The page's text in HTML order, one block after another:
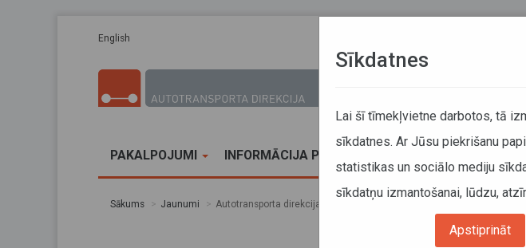
English
PAKALPOJUMI INFORMĀCIJA PĀRVADĀTĀJIEM
Sākums Jaunumi Autotransporta direkcija aicina pasažierus būt atbildīgiem un ņemt
Sīkdatnes
Lai šī tīmekļvietne darbotos, tā
sīkdatnes. Ar Jūsu piekrišanu
statistikas un sociālo mediju
sīkdatņu izmantošanai, lūdzu,
Apstiprināt